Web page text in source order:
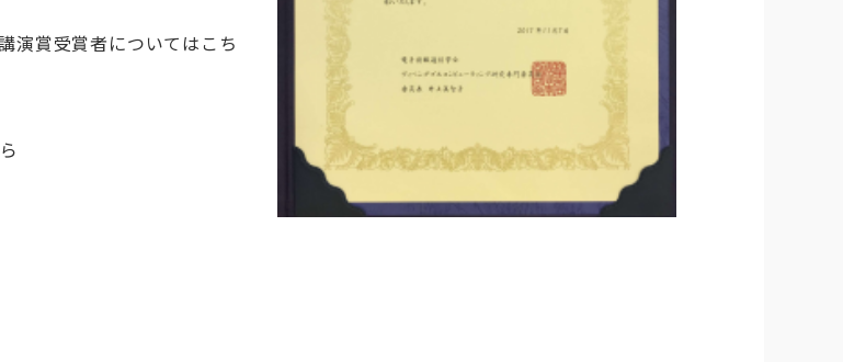
演賞受賞者についてはこち